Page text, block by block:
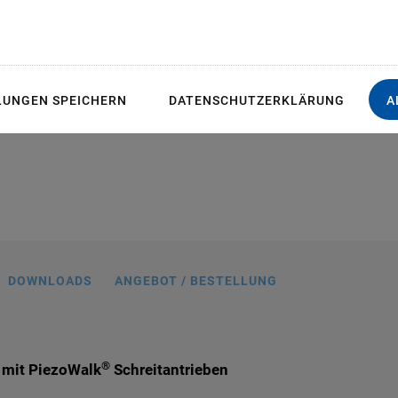
SPEICHERN DATENSCHUTZERKLÄRUNG
DOWNLOADS ANGEBOT / BESTELLUNG
PiezoWalk® Schreitantrieben